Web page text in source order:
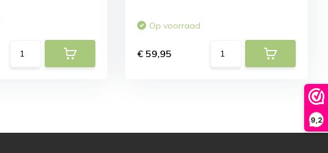
9,2
Op voorraad
€ 59,95